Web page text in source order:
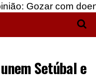
doentes e
Setúbal e